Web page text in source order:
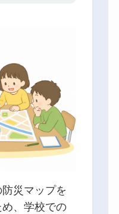
災マップを
、学校での